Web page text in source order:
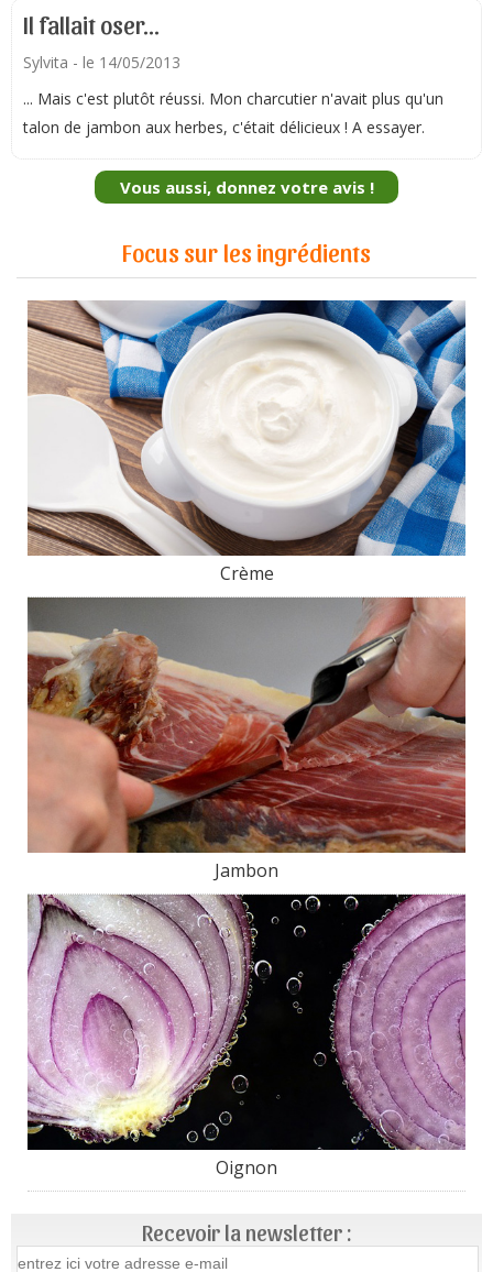
Il fallait oser...
Sylvita - le 14/05/2013
... Mais c'est plutôt réussi. Mon charcutier n'avait plus qu'un
talon de jambon aux herbes, c'était délicieux ! A essayer.
Vous aussi, donnez votre avis !
Focus sur les ingrédients
Crème
Jambon
Oignon
Recevoir la newsletter :